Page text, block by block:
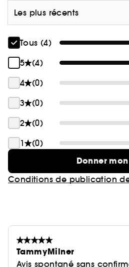
Les plus récents
Tous (4)
5
(4)
4
(0)
3
(0)
2
(0)
1
(0)
Donner
Conditions de publication
TammyMilner
Avis spontané sans